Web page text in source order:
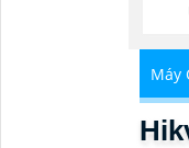
Máy